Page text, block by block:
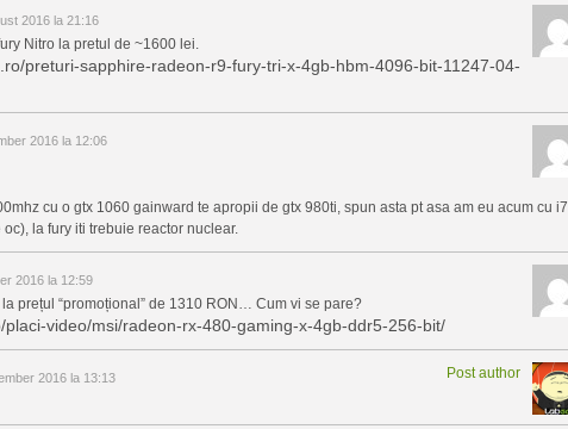
2016 la 21:16
Nitro la pretul de ~1600 lei.
preturi-sapphire-radeon-r9-fury-tri-x-4gb-hbm-4096-bit-11247-04-
2016 la 12:06
cu o gtx 1060 gainward te apropii de gtx 980ti, spun asta pt asa am eu acum cu i7
la fury iti trebuie reactor nuclear.
2016 la 12:59
prețul “promoțional” de 1310 RON… Cum vi se pare?
placi-video/msi/radeon-rx-480-gaming-x-4gb-ddr5-256-bit/
Post author
2016 la 13:13